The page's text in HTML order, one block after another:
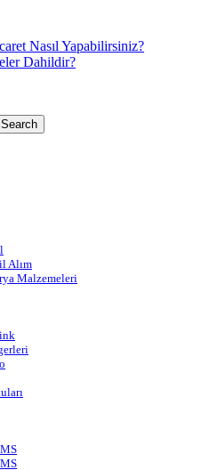
Nasıl Yapabilirsiniz?
Dahildir?
Search
Alım
Malzemeleri